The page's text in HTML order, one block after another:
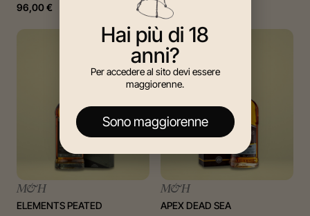
96,00€
55,00
M&H
ELEMENTS PEATED
M&H
APEX DEAD SEA
Hai più di 18
anni?
Per accedere al sito devi essere
maggiorenne.
Sono maggiorenne